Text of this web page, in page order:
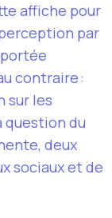
affiche pour
par
contraire :
sur les
question du
deux
sociaux et de